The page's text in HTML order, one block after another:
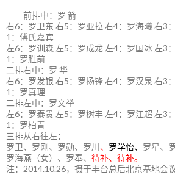
前排中：罗 箭
右6：罗卫东 右5：罗亚拉 右4：罗海曦 右3
1：傅氏嘉宾
左6：罗训森 左5：罗成龙 左4：罗国冰 左3
1：罗胜前
二排右中：罗 华
右6：罗发银 右5：罗扬锋 右4：罗汉泉 右3
1：罗真理
二排左中：罗文举
左6：罗泰贵 左5：罗树丰 左4：罗江超 左3：
1：罗柏青
三排从右往左：
罗卫、罗刚、罗勋、罗川 、 罗学怡、 罗星、
罗海燕（女）、罗奉、 待补、待补。
注：2014.10.26，摄于丰台总后北京基地会议